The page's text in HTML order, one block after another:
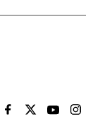
EL PAÍS BRASIL EN
EL PAÍSEL PAÍS
EL